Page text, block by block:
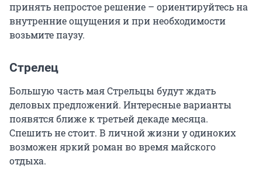
принять непростое решение – ориентируйтесь на
внутренние ощущения и при необходимости
возьмите паузу.
Стрелец
Большую часть мая Стрельцы будут ждать
деловых предложений. Интересные варианты
появятся ближе к третьей декаде месяца.
Спешить не стоит. В личной жизни у одиноких
возможен яркий роман во время майского
отдыха.